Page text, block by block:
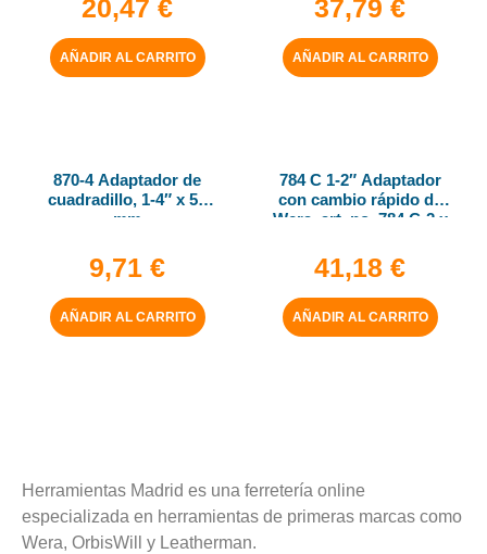
20,47 €
AÑADIR AL CARRITO
37,79 €
AÑADIR AL CARRITO
870-4 Adaptador de
cuadradillo, 1-4″ x 50
mm
9,71 €
AÑADIR AL CARRITO
784 C 1-2″ Adaptador
con cambio rápido de
Wera, art. no. 784 C-2 x
41,18 €
AÑADIR AL CARRITO
Herramientas Madrid es una ferretería online
especializada en herramientas de primeras marcas como
Wera, OrbisWill y Leatherman.